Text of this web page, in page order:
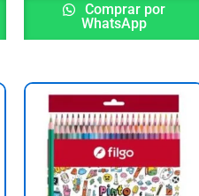
Comprar por
WhatsApp
This
product
multiple
variants.